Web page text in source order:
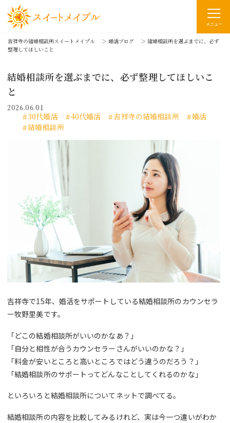
メニュー
吉祥寺の結婚相談所スイートメイプル ＞ 婚活ブログ ＞ 結婚相談所を選ぶまでに、必ず
整理してほしいこと
結婚相談所を選ぶまでに、必ず整理してほしいこ
と
2026.06.01
30代婚活 40代婚活 吉祥寺の結婚相談所
婚活
結婚相談所
吉祥寺で15年、婚活をサポートしている結婚相談所のカウンセラ
ー牧野里美です。
「どこの結婚相談所がいいのかなあ？」
「自分と相性が合うカウンセラーさんがいいのかな？」
「料金が安いところと高いところではどう違うのだろう？」
「結婚相談所のサポートってどんなことしてくれるのかな」
といろいろと結婚相談所についてネットで調べてる。
結婚相談所の内容を比較してみるけれど、実は今一つ違いがわか